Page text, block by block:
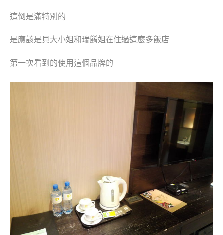
這倒是滿特別的
是應該是貝大小姐和瑞餚姐在住過這麼多飯店
第一次看到的使用這個品牌的